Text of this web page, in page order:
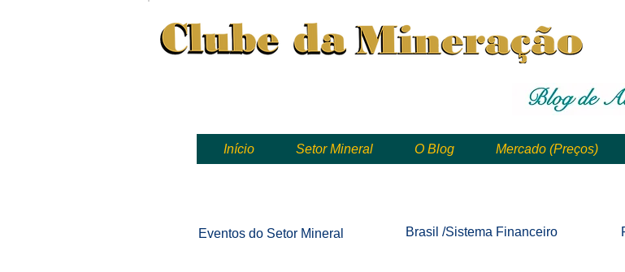
Início Setor Mineral O Blog Mercado (Preços)
Eventos do Setor Mineral Brasil /Sistema Financeiro